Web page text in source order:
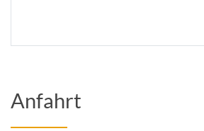
Anfahrt